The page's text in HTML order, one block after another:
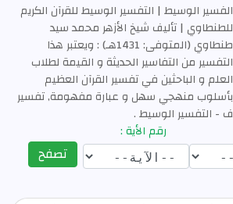
الفسير الوسيط | التفسير الوسيط للقرآن الكريم
للطنطاوي | تأليف شيخ الأزهر محمد سيد
طنطاوي (المتوفى: 1431هـ) : ويعتبر هذا
التفسير من التفاسير الحديثة و القيمة لطلاب
العلم و الباحثين في تفسير القرآن العظيم
بأسلوب منهجي سهل و عبارة مفهومة, تفسير
رقم الأية :
تصفح